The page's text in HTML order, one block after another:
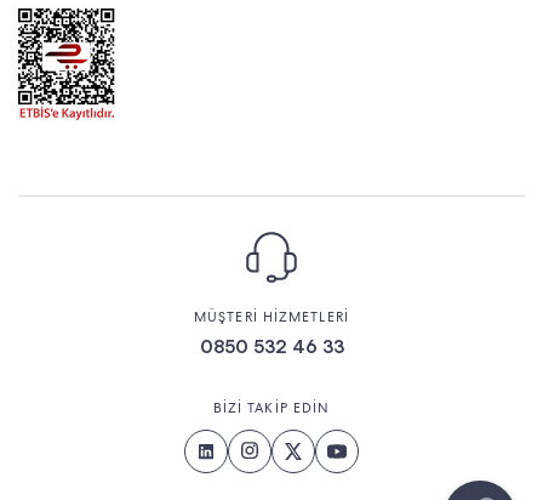
MÜŞTERİ HİZMETLERİ
0850 532 46 33
BİZİ TAKİP EDİN